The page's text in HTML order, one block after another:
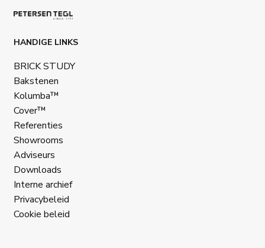
HANDIGE LINKS
BRICK STUDY
Bakstenen
Kolumba™
Cover™
Referenties
Showrooms
Adviseurs
Downloads
Interne archief
Privacybeleid
Cookie beleid